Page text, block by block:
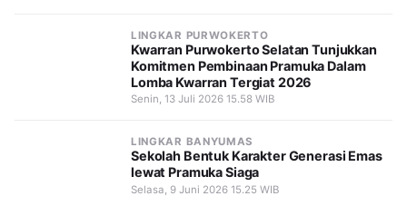
LINGKAR PURWOKERTO
Kwarran Purwokerto Selatan Tunjukkan
Komitmen Pembinaan Pramuka Dalam
Lomba Kwarran Tergiat 2026
Senin, 13 Juli 2026 15.58 WIB
LINGKAR BANYUMAS
Sekolah Bentuk Karakter Generasi Emas
lewat Pramuka Siaga
Selasa, 9 Juni 2026 15.25 WIB